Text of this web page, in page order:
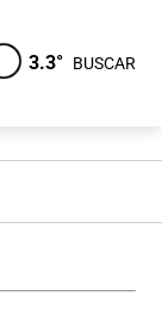
3.3° BUSCAR